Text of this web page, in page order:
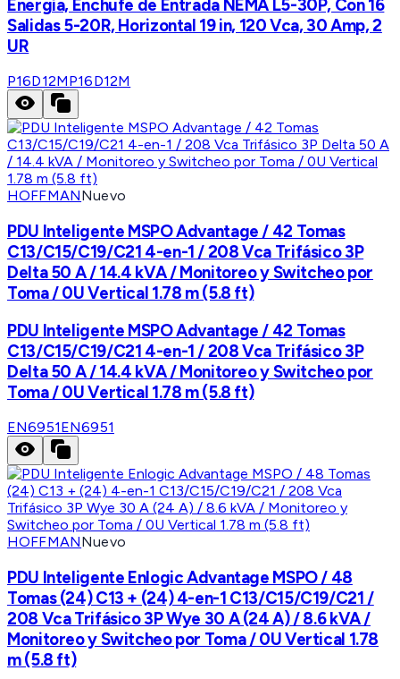
Energía, Enchufe de Entrada NEMA L5-30P, Con 16
Salidas 5-20R, Horizontal 19 in, 120 Vca, 30 Amp, 2
UR
P16D12MP16D12M
HOFFMANNuevo
PDU Inteligente MSPO Advantage / 42 Tomas
C13/C15/C19/C21 4-en-1 / 208 Vca Trifásico 3P
Delta 50 A / 14.4 kVA / Monitoreo y Switcheo por
Toma / 0U Vertical 1.78 m (5.8 ft)
PDU Inteligente MSPO Advantage / 42 Tomas
C13/C15/C19/C21 4-en-1 / 208 Vca Trifásico 3P
Delta 50 A / 14.4 kVA / Monitoreo y Switcheo por
Toma / 0U Vertical 1.78 m (5.8 ft)
EN6951EN6951
HOFFMANNuevo
PDU Inteligente Enlogic Advantage MSPO / 48
Tomas (24) C13 + (24) 4-en-1 C13/C15/C19/C21 /
208 Vca Trifásico 3P Wye 30 A (24 A) / 8.6 kVA /
Monitoreo y Switcheo por Toma / 0U Vertical 1.78
m (5.8 ft)